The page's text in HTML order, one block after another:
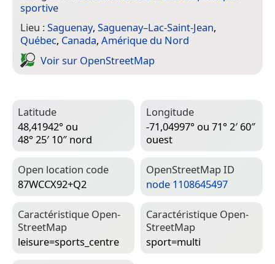
sportive
Lieu :Saguenay, Saguenay–Lac-Saint-Jean,
Québec, Canada, Amérique du Nord
Voir sur Open­Street­Map
Latitude
48,41942° ou
48° 25′ 10″ nord
Longitude
-71,04997° ou 71° 2′ 60″
ouest
Open location code
87WCCX92+Q2
Open­Street­Map ID
node 1108645497
Caractéristique Open­
Street­Map
leisure=­sports_centre
Caractéristique Open­
Street­Map
sport=­multi